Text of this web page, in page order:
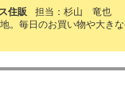
住販
担当：杉山 竜也
。毎日のお買い物や大き